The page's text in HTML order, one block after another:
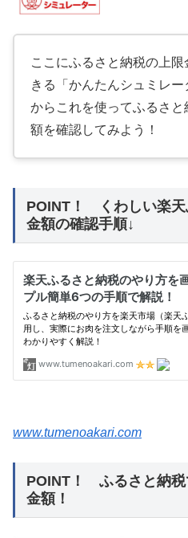
ここにふるさと納税の上
きる「かんたんシュミレー
からこれを使ってふるさと
額を確認してみよう！
POINT！ くわしい楽天
金額の確認手順↓
www.tumenoakari.com
POINT！ ふるさと納
金額！